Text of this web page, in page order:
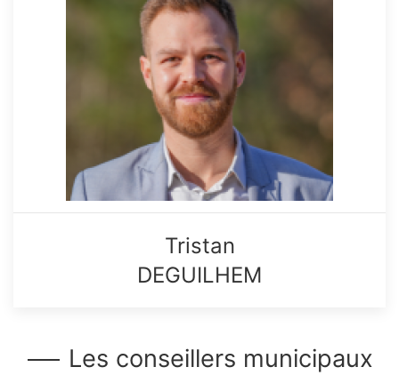
Tristan
DEGUILHEM
Les conseillers municipaux